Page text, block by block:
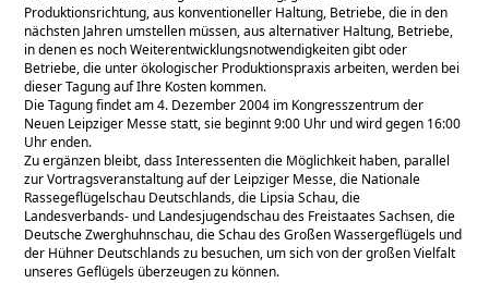
Produktionsrichtung, aus konventioneller Haltung, Betriebe, die in den
nächsten Jahren umstellen müssen, aus alternativer Haltung, Betriebe,
in denen es noch Weiterentwicklungsnotwendigkeiten gibt oder
Betriebe, die unter ökologischer Produktionspraxis arbeiten, werden bei
dieser Tagung auf Ihre Kosten kommen.
Die Tagung findet am 4. Dezember 2004 im Kongresszentrum der
Neuen Leipziger Messe statt, sie beginnt 9:00 Uhr und wird gegen 16:00
Uhr enden.
Zu ergänzen bleibt, dass Interessenten die Möglichkeit haben, parallel
zur Vortragsveranstaltung auf der Leipziger Messe, die Nationale
Rassegeflügelschau Deutschlands, die Lipsia Schau, die
Landesverbands- und Landesjugendschau des Freistaates Sachsen, die
Deutsche Zwerghuhnschau, die Schau des Großen Wassergeflügels und
der Hühner Deutschlands zu besuchen, um sich von der großen Vielfalt
unseres Geflügels überzeugen zu können.